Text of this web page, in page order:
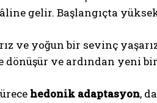
gelir. Başlangıçta
ve yoğun bir sevinç
dönüşür ve ardından yeni
hedonik adaptasyon,